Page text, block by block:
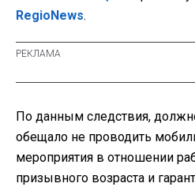
RegioNews.
По данным следствия,
обещало не проводить
мероприятия в отношении
призывного возраста и